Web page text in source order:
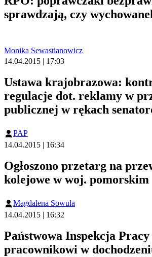
sprawdzają, czy
Monika Sewastianowicz
14.04.2015 | 17:03
Ustawa krajobrazowa:
regulacje dot. reklamy w
publicznej w rękach
PAP
14.04.2015 | 16:34
Ogłoszono przetarg na
kolejowe w woj. pomorskim
Magdalena Sowula
14.04.2015 | 16:32
Państwowa Inspekcja Pracy
pracownikowi w